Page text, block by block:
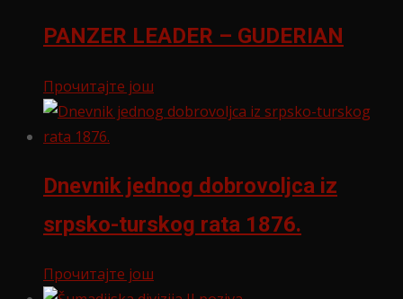
PANZER LEADER – GUDERIAN
Прочитајте још
Dnevnik jednog dobrovoljca iz
srpsko-turskog rata 1876.
Прочитајте још